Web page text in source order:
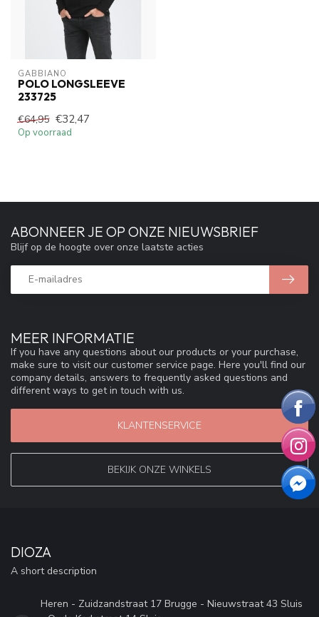
GABBIANO
POLO LONGSLEEVE
233725
€64,95 €32,47
Op voorraad
MEER INFORMATIE
If you have any questions about our products or your purchase,
make sure to visit our customer service page. Here you'll find our
company details, answers to frequently asked questions and
different ways to get in touch with us.
KLANTENSERVICE
BEKIJK ONZE WINKELS
ABONNEER JE OP ONZE NIEUWSBRIEF
Blijf op de hoogte over onze laatste acties
DIOZA
A short description
Heren - Zuidzandstraat 17 Brugge - Nieuwstraat 43 Sluis